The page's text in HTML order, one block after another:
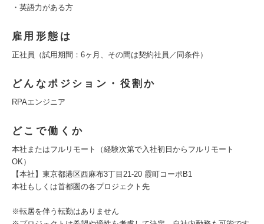
・英語力がある方
雇用形態は
正社員（試用期間：6ヶ月、その間は契約社員／同条件）
どんなポジション・役割か
RPAエンジニア
どこで働くか
本社またはフルリモート（経験次第で入社初日からフルリモート
OK）
【本社】東京都港区西麻布3丁目21-20 霞町コーポB1
本社もしくは首都圏の各プロジェクト先
※転居を伴う転勤はありません